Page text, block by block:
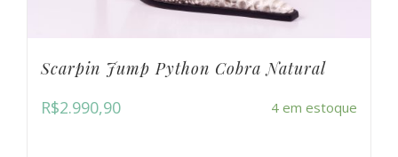
Scarpin Jump Python Cobra Natural
R$2.990,90 4 em estoque